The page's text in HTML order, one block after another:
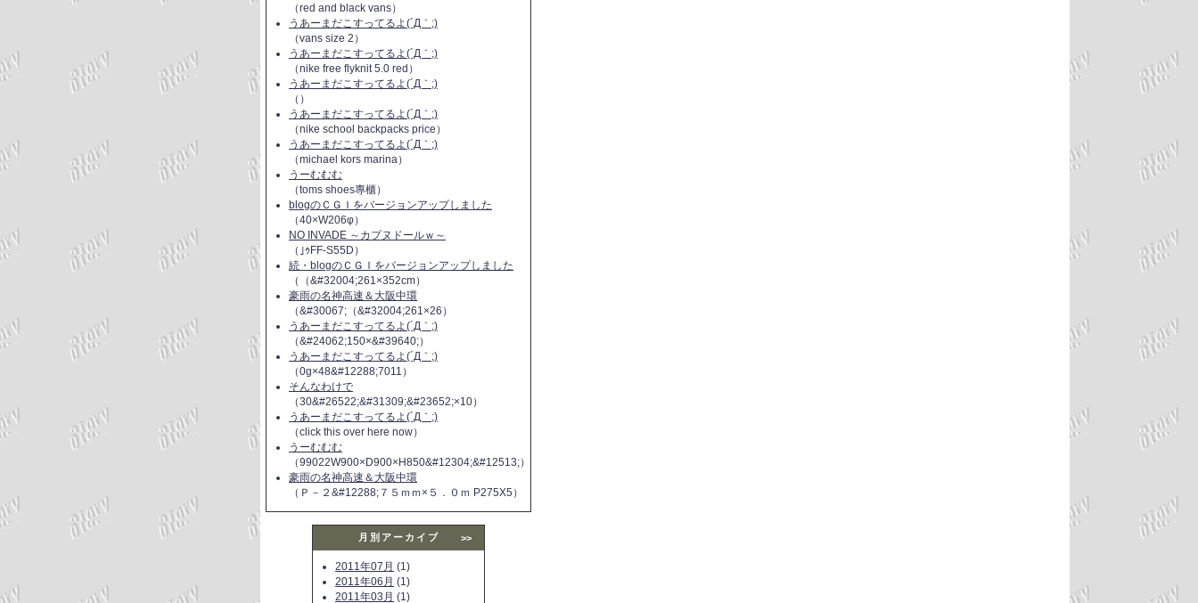
（red and black vans）
うあーまだこすってるよ(´Д｀;)
（vans size 2）
うあーまだこすってるよ(´Д｀;)
（nike free flyknit 5.0 red）
うあーまだこすってるよ(´Д｀;)
（）
うあーまだこすってるよ(´Д｀;)
（nike school backpacks price）
うあーまだこすってるよ(´Д｀;)
（michael kors marina）
うーむむむ
（toms shoes專櫃）
blogのＣＧＩをバージョンアップしました
（40×W206φ）
NO INVADE ～カプヌドールｗ～
（｣ｩFF-S55D）
続・blogのＣＧＩをバージョンアップしました
（（&#32004;261×352cm）
豪雨の名神高速＆大阪中環
（&#30067;（&#32004;261×26）
うあーまだこすってるよ(´Д｀;)
（&#24062;150×&#39640;）
うあーまだこすってるよ(´Д｀;)
（0g×48&#12288;7011）
そんなわけで
（30&#26522;&#31309;&#23652;×10）
うあーまだこすってるよ(´Д｀;)
（click this over here now）
うーむむむ
（99022W900×D900×H850&#12304;&#12513;）
豪雨の名神高速＆大阪中環
（Ｐ－２&#12288;７５ｍｍ×５．０ｍ P275X5）
月別アーカイブ >>
2011年07月 (1)
2011年06月 (1)
2011年03月 (1)